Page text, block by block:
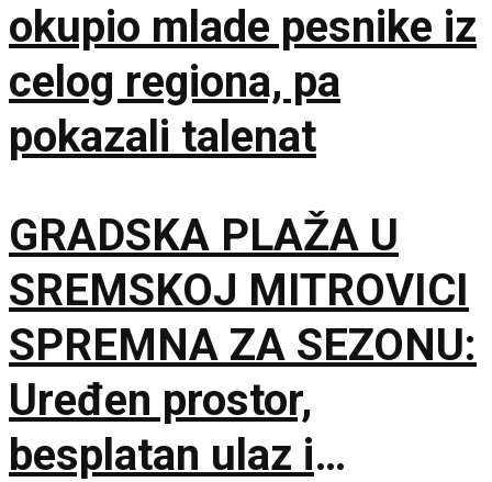
okupio mlade pesnike iz
celog regiona, pa
pokazali talenat
GRADSKA PLAŽA U
SREMSKOJ MITROVICI
SPREMNA ZA SEZONU:
Uređen prostor,
besplatan ulaz i